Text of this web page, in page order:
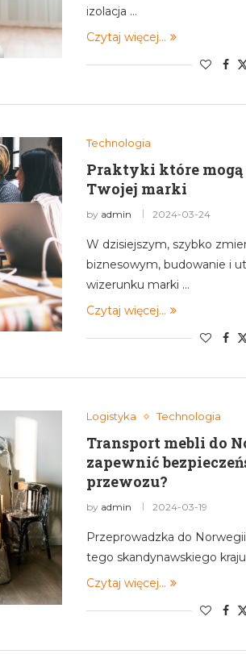
izolacja …
Czytaj więcej...
Technologia
Praktyki które
Twojej marki
by admin 2024-03-24
W dzisiejszym, szybko
biznesowym, budowanie i
wizerunku marki …
Czytaj więcej...
Logistyka Technologia
Transport mebli do
zapewnić
przewozu?
by admin 2024-03-19
Przeprowadzka do
tego skandynawskiego
Czytaj więcej...